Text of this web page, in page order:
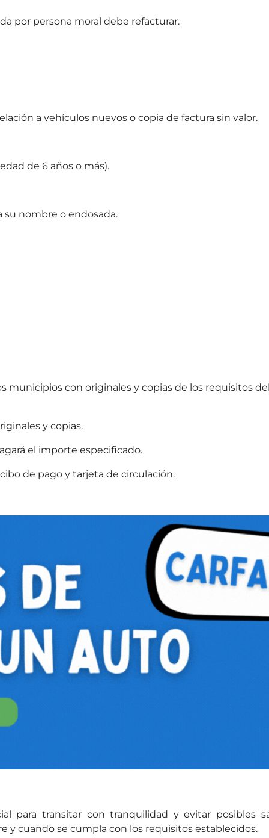
por persona moral debe refacturar.
a vehículos nuevos o copia de factura sin valor.
de 6 años o más).
nombre o endosada.
municipios con originales y copias de los requisitos
y copias.
el importe especificado.
de pago y tarjeta de circulación.
para transitar con tranquilidad y evitar posibles
y cuando se cumpla con los requisitos establecidos.